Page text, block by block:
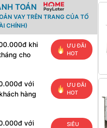
TOÁN
VAY TRÊN TRANG CỦA TỔ
CHÍNH)
khi
cho
ƯU ĐÃI
HOT
với
hàng
ƯU ĐÃI
HOT
với
SIÊU